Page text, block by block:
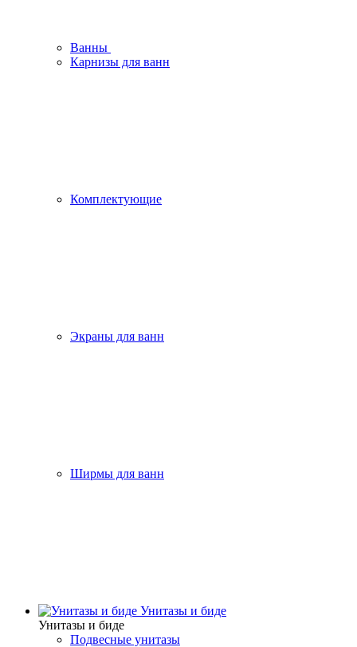
Ванны
Карнизы для ванн
Комплектующие
Экраны для ванн
Ширмы для ванн
Унитазы и биде
Унитазы и биде
Подвесные унитазы